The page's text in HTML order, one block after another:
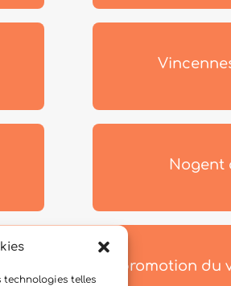
technologies telles
Nogent
à la promotion du